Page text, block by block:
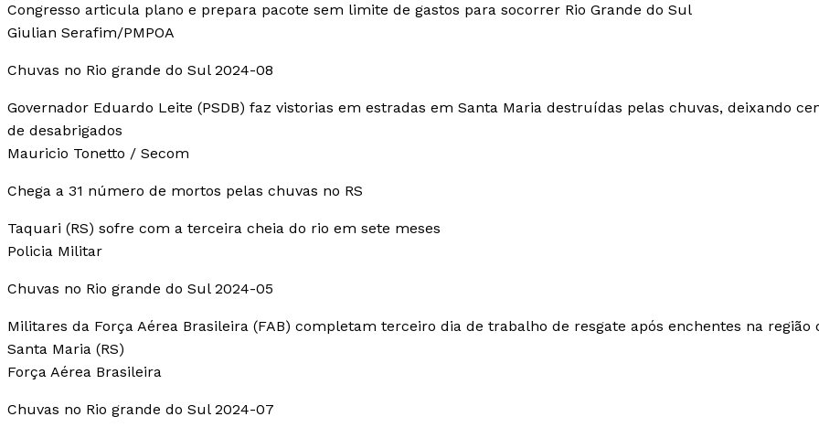
Congresso articula plano e prepara pacote sem limite de gastos para socorrer Rio Grande do Sul
Giulian Serafim/PMPOA
Chuvas no Rio grande do Sul 2024-08
Governador Eduardo Leite (PSDB) faz vistorias em estradas em Santa Maria destruídas pelas chuvas, deixando
de desabrigados
Mauricio Tonetto / Secom
Chega a 31 número de mortos pelas chuvas no RS
Taquari (RS) sofre com a terceira cheia do rio em sete meses
Policia Militar
Chuvas no Rio grande do Sul 2024-05
Militares da Força Aérea Brasileira (FAB) completam terceiro dia de trabalho de resgate após enchentes na região
Santa Maria (RS)
Força Aérea Brasileira
Chuvas no Rio grande do Sul 2024-07